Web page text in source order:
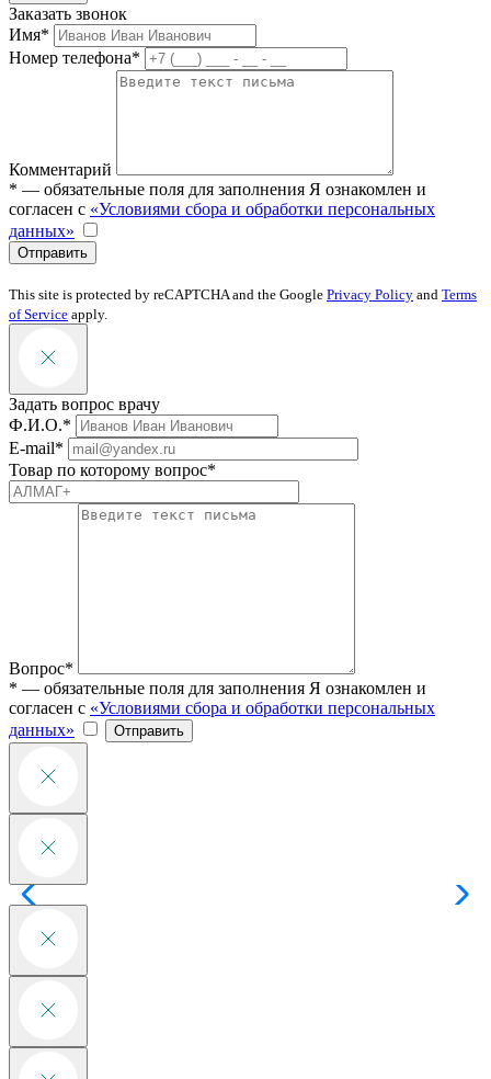
Заказать звонок
Имя*
Номер телефона*
Комментарий
* — обязательные поля для заполнения Я ознакомлен и
согласен с «Условиями сбора и обработки персональных
данных»
Отправить
This site is protected by reCAPTCHA and the Google Privacy Policy and Terms
of Service apply.
Задать вопрос врачу
Ф.И.О.*
E-mail*
Товар по которому вопрос*
Вопрос*
* — обязательные поля для заполнения Я ознакомлен и
согласен с «Условиями сбора и обработки персональных
данных»
Отправить